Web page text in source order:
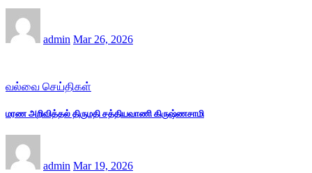
admin Mar 26, 2026
வல்வை செய்திகள்
மரண அறிவித்தல் திருமதி சத்தியவாணி கிருஷ்ணசாமி
admin Mar 19, 2026